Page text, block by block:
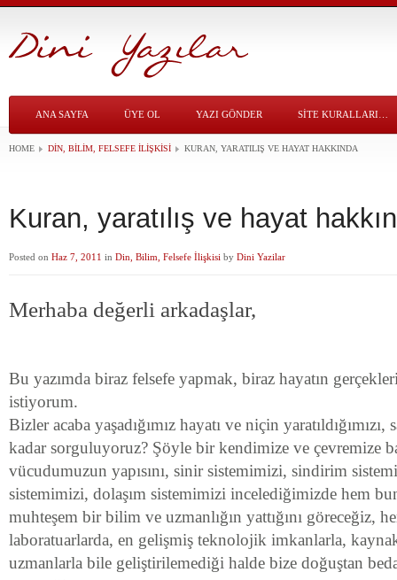
ANA SAYFA ÜYE OL YAZI GÖNDER SITE KURALLARI…
HOME DIN, BILIM, FELSEFE İLIŞKISI KURAN, YARATILIŞ VE HAYAT HAKKINDA
Kuran, yaratılış ve hayat
Posted on Haz 7, 2011 in Din, Bilim, Felsefe İlişkisi by Dini Yazilar
Merhaba değerli arkadaşlar,
Bu yazımda biraz felsefe yapmak, biraz hayatın
istiyorum.
Bizler acaba yaşadığımız hayatı ve niçin yaratıldığımızı,
kadar sorguluyoruz? Şöyle bir kendimize ve çevremize
vücudumuzun yapısını, sinir sistemimizi, sindirim
sistemimizi, dolaşım sistemimizi incelediğimizde hem
muhteşem bir bilim ve uzmanlığın yattığını göreceğiz,
laboratuarlarda, en gelişmiş teknolojik imkanlarla,
uzmanlarla bile geliştirilemediği halde bize doğuştan